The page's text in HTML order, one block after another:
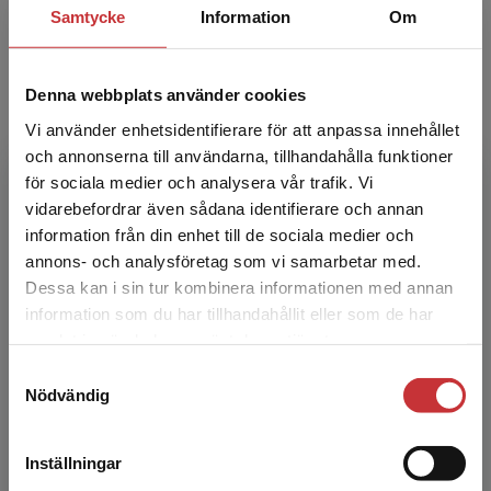
Samtycke Information Om
Denna webbplats använder cookies
Vi använder enhetsidentifierare för att anpassa innehållet
och annonserna till användarna, tillhandahålla funktioner
för sociala medier och analysera vår trafik. Vi
vidarebefordrar även sådana identifierare och annan
information från din enhet till de sociala medier och
annons- och analysföretag som vi samarbetar med.
Dessa kan i sin tur kombinera informationen med annan
information som du har tillhandahållit eller som de har
Nödvändig
Inställningar
Begränsad fraktregion
Det verkar som att du besöker
studentlitteratur.se via en enhet utanför Sverige.
Vi erbjuder inte leveranser utanför Sverige. För
att kunna slutföra ett köp måste
Annelie Brauner, professor, överläkare,
Institutionen för mikrobiologi, tumör- och
cellbiologi, Karolinska Institutet och Klinisk
mikrobiologi, Kar...
Birgitta Castor, pensionerad överläkare,